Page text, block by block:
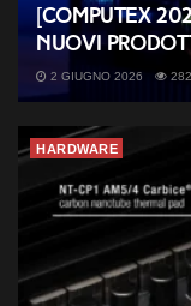
[COMPUTEX
nuovi
2 GIUGNO 2026 282
HARDWARE